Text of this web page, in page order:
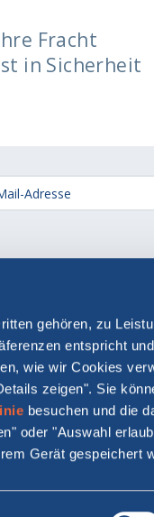
gehören, zu
entspricht
wie wir Cookies
zeigen". Sie
besuchen und die
oder "Auswahl
Gerät gespeichert
Fracht
in Sicherheit
Investor
MOBY S.p.A.
26, 20122
04846130633 -
und Koordination
Bros. Entertainment